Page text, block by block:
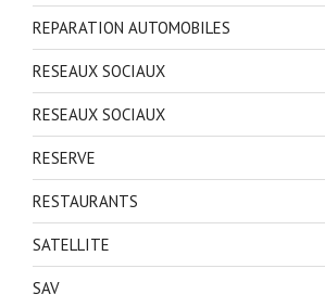
REPARATION AUTOMOBILES
RESEAUX SOCIAUX
RESEAUX SOCIAUX
RESERVE
RESTAURANTS
SATELLITE
SAV